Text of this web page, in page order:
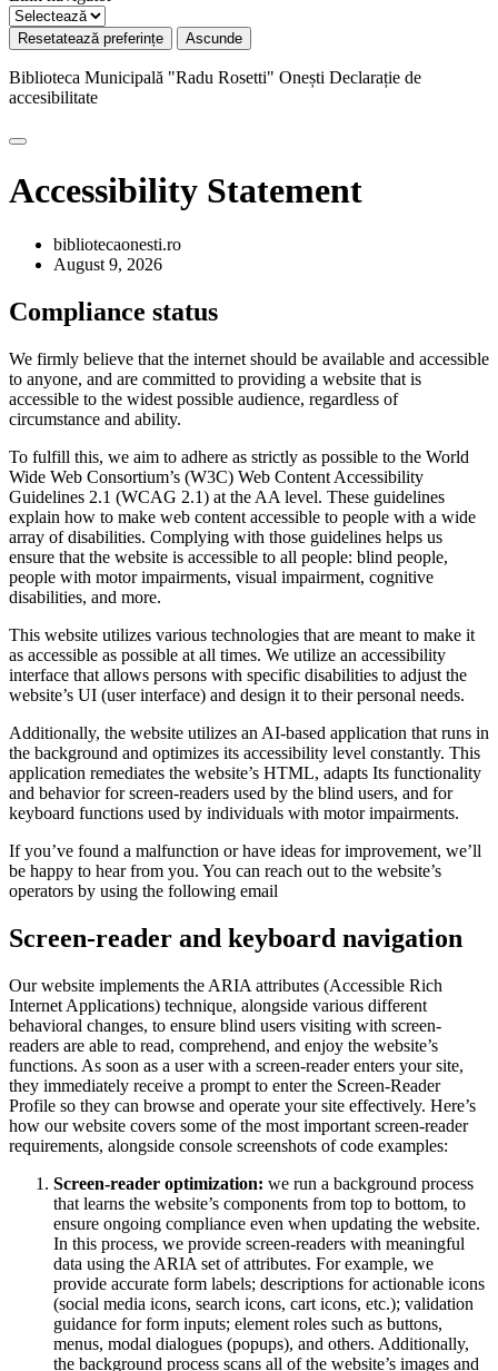
Resetatează preferințe Ascunde
Biblioteca Municipală "Radu Rosetti" Onești Declarație de
accesibilitate
Accessibility Statement
bibliotecaonesti.ro
August 9, 2026
Compliance status
We firmly believe that the internet should be available and accessible
to anyone, and are committed to providing a website that is
accessible to the widest possible audience, regardless of
circumstance and ability.
To fulfill this, we aim to adhere as strictly as possible to the World
Wide Web Consortium’s (W3C) Web Content Accessibility
Guidelines 2.1 (WCAG 2.1) at the AA level. These guidelines
explain how to make web content accessible to people with a wide
array of disabilities. Complying with those guidelines helps us
ensure that the website is accessible to all people: blind people,
people with motor impairments, visual impairment, cognitive
disabilities, and more.
This website utilizes various technologies that are meant to make it
as accessible as possible at all times. We utilize an accessibility
interface that allows persons with specific disabilities to adjust the
website’s UI (user interface) and design it to their personal needs.
Additionally, the website utilizes an AI-based application that runs in
the background and optimizes its accessibility level constantly. This
application remediates the website’s HTML, adapts Its functionality
and behavior for screen-readers used by the blind users, and for
keyboard functions used by individuals with motor impairments.
If you’ve found a malfunction or have ideas for improvement, we’ll
be happy to hear from you. You can reach out to the website’s
operators by using the following email
Screen-reader and keyboard navigation
Our website implements the ARIA attributes (Accessible Rich
Internet Applications) technique, alongside various different
behavioral changes, to ensure blind users visiting with screen-
readers are able to read, comprehend, and enjoy the website’s
functions. As soon as a user with a screen-reader enters your site,
they immediately receive a prompt to enter the Screen-Reader
Profile so they can browse and operate your site effectively. Here’s
how our website covers some of the most important screen-reader
requirements, alongside console screenshots of code examples:
Screen-reader optimization: we run a background process
that learns the website’s components from top to bottom, to
ensure ongoing compliance even when updating the website.
In this process, we provide screen-readers with meaningful
data using the ARIA set of attributes. For example, we
provide accurate form labels; descriptions for actionable icons
(social media icons, search icons, cart icons, etc.); validation
guidance for form inputs; element roles such as buttons,
menus, modal dialogues (popups), and others. Additionally,
the background process scans all of the website’s images and